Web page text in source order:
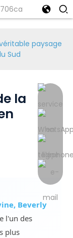
paysage
Sud
la
Beverly
l'un des
plus